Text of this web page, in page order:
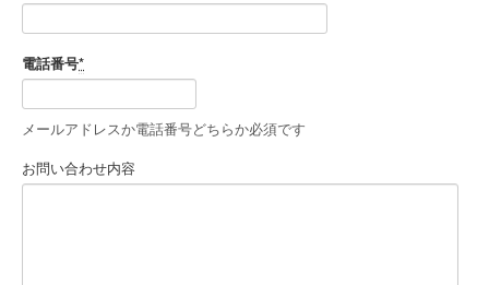
電話番号*
メールアドレスか電話番号どちらか必須です
お問い合わせ内容